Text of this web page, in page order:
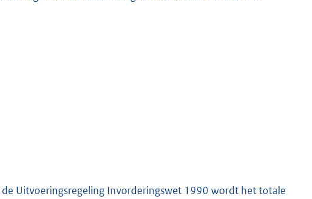
Uitvoeringsregeling Invorderingswet 1990 wordt het totale